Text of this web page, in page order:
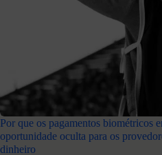
Por que os pagamentos biométricos
oportunidade oculta para os
dinheiro